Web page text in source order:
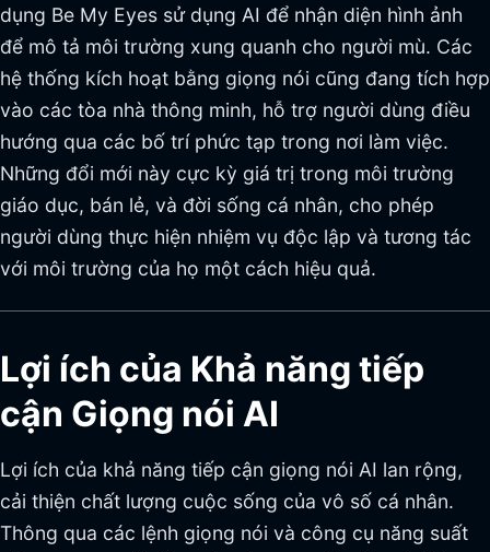
dụng Be My Eyes sử dụng AI để nhận diện hình ảnh
để mô tả môi trường xung quanh cho người mù. Các
hệ thống kích hoạt bằng giọng nói cũng đang tích hợp
vào các tòa nhà thông minh, hỗ trợ người dùng điều
hướng qua các bố trí phức tạp trong nơi làm việc.
Những đổi mới này cực kỳ giá trị trong môi trường
giáo dục, bán lẻ, và đời sống cá nhân, cho phép
người dùng thực hiện nhiệm vụ độc lập và tương tác
với môi trường của họ một cách hiệu quả.
Lợi ích của Khả năng tiếp
cận Giọng nói AI
Lợi ích của khả năng tiếp cận giọng nói AI lan rộng,
cải thiện chất lượng cuộc sống của vô số cá nhân.
Thông qua các lệnh giọng nói và công cụ năng suất